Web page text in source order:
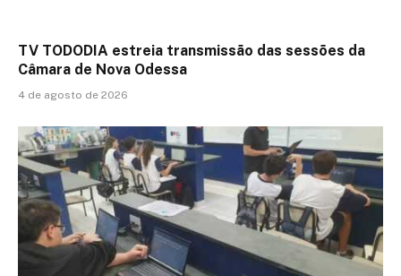
TV TODODIA estreia transmissão das sessões da
Câmara de Nova Odessa
4 de agosto de 2026